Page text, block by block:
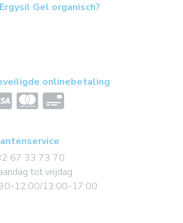
Gel organisch?
onlinebetaling
67 33 73 70
tot vrijdag
12:00/13:00-17:00